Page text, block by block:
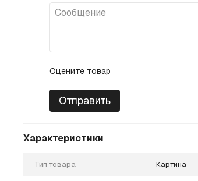
Оцените товар
Отправить
Характеристики
Тип товара Картина